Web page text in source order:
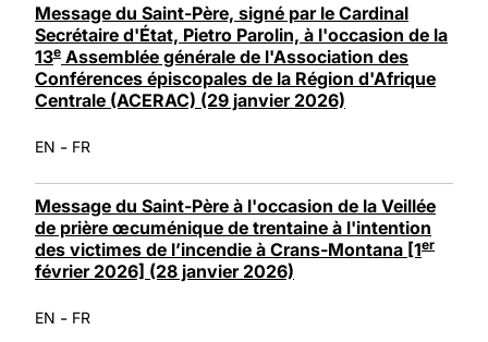
Message du Saint-Père, signé par le Cardinal
Secrétaire d'État, Pietro Parolin, à l'occasion de la
13e Assemblée générale de l'Association des
Conférences épiscopales de la Région d'Afrique
Centrale (ACERAC) (29 janvier 2026)
EN - FR
Message du Saint-Père à l'occasion de la Veillée
de prière œcuménique de trentaine à l'intention
des victimes de l’incendie à Crans-Montana [1er
février 2026] (28 janvier 2026)
EN - FR